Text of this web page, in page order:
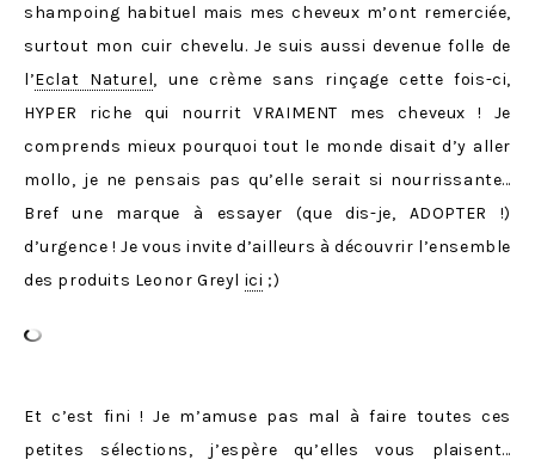
shampoing habituel mais mes cheveux m’ont remerciée,
surtout mon cuir chevelu. Je suis aussi devenue folle de
l’Eclat Naturel, une crème sans rinçage cette fois-ci,
HYPER riche qui nourrit VRAIMENT mes cheveux ! Je
comprends mieux pourquoi tout le monde disait d’y aller
mollo, je ne pensais pas qu’elle serait si nourrissante…
Bref une marque à essayer (que dis-je, ADOPTER !)
d’urgence ! Je vous invite d’ailleurs à découvrir l’ensemble
des produits Leonor Greyl ici ;)
Et c’est fini ! Je m’amuse pas mal à faire toutes ces
petites sélections, j’espère qu’elles vous plaisent…